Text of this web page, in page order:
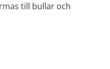
till bullar och